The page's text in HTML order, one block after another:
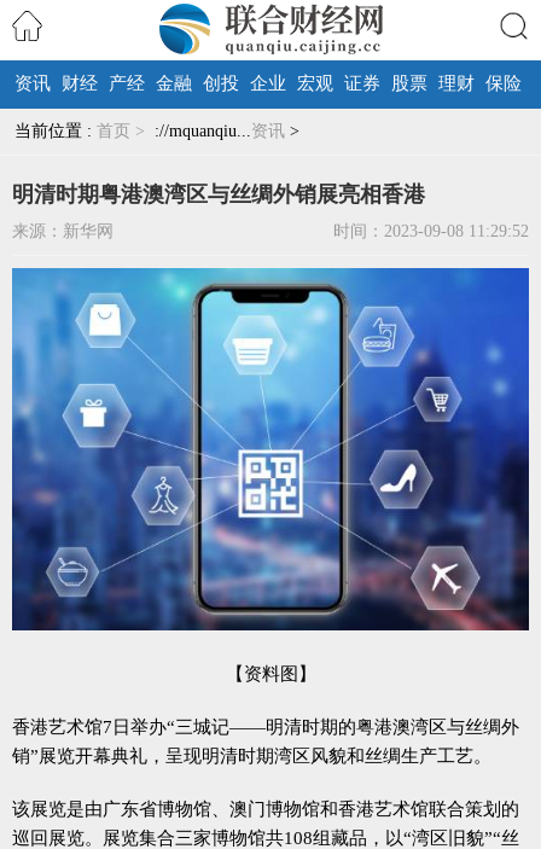
搜索
资讯 财经 产经 金融 创投 企业 宏观 证券 股票 理财 保险
当前位置 : 首页 > ://mquanqiu...资讯 >
明清时期粤港澳湾区与丝绸外销展亮相香港
来源：新华网 时间：2023-09-08 11:29:52
【资料图】
香港艺术馆7日举办“三城记——明清时期的粤港澳湾区与丝绸外
销”展览开幕典礼，呈现明清时期湾区风貌和丝绸生产工艺。
该展览是由广东省博物馆、澳门博物馆和香港艺术馆联合策划的
巡回展览。展览集合三家博物馆共108组藏品，以“湾区旧貌”“丝